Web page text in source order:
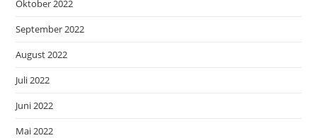
Oktober 2022
September 2022
August 2022
Juli 2022
Juni 2022
Mai 2022